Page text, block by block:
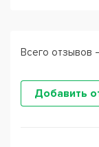
Всего отзывов
Добавить